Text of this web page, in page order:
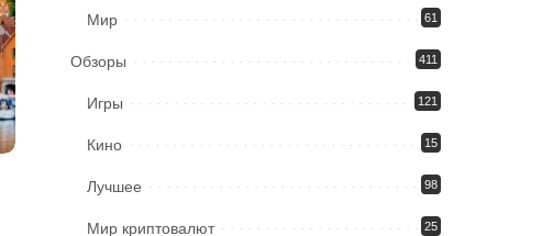
Мир 61
Обзоры 411
Игры 121
Кино 15
Лучшее 98
Мир криптовалют 25